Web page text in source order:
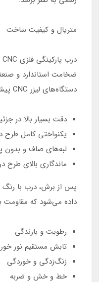
متریال و کیفیت ساخت
ضخامت استاندارد و
دستگاه‌های لیزر CNC پیشرفته انجام شده که نتیجه آن:
دقت بسیار بالا در
یکنواختی کامل طرح
لبه‌های صاف و بدون
ماندگاری بالای طرح
پس از برش، درب با رنگ
داده می‌شود که مقاومت
رطوبت و بارندگی
تابش مستقیم نور
زنگ‌زدگی و خوردگی
خط و خش و ضربه